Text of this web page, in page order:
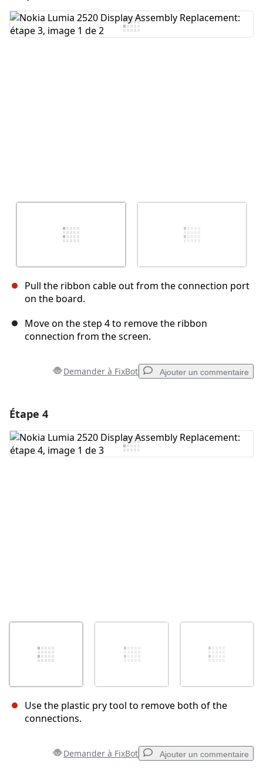
Ajouter un commentaire
Pull the ribbon cable out from the connection port
on the board.
Move on the step 4 to remove the ribbon
connection from the screen.
Demander à FixBot Ajouter un commentaire
Ajouter un commentaire
Étape 4
Use the plastic pry tool to remove both of the
connections.
Demander à FixBot Ajouter un commentaire